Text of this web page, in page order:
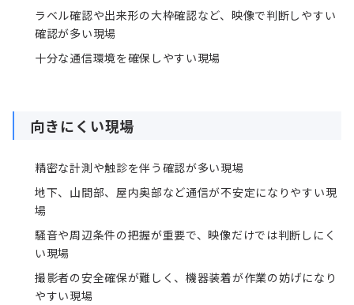
ラベル確認や出来形の大枠確認など、映像で判断しやすい
確認が多い現場
十分な通信環境を確保しやすい現場
向きにくい現場
精密な計測や触診を伴う確認が多い現場
地下、山間部、屋内奥部など通信が不安定になりやすい現
場
騒音や周辺条件の把握が重要で、映像だけでは判断しにく
い現場
撮影者の安全確保が難しく、機器装着が作業の妨げになり
やすい現場